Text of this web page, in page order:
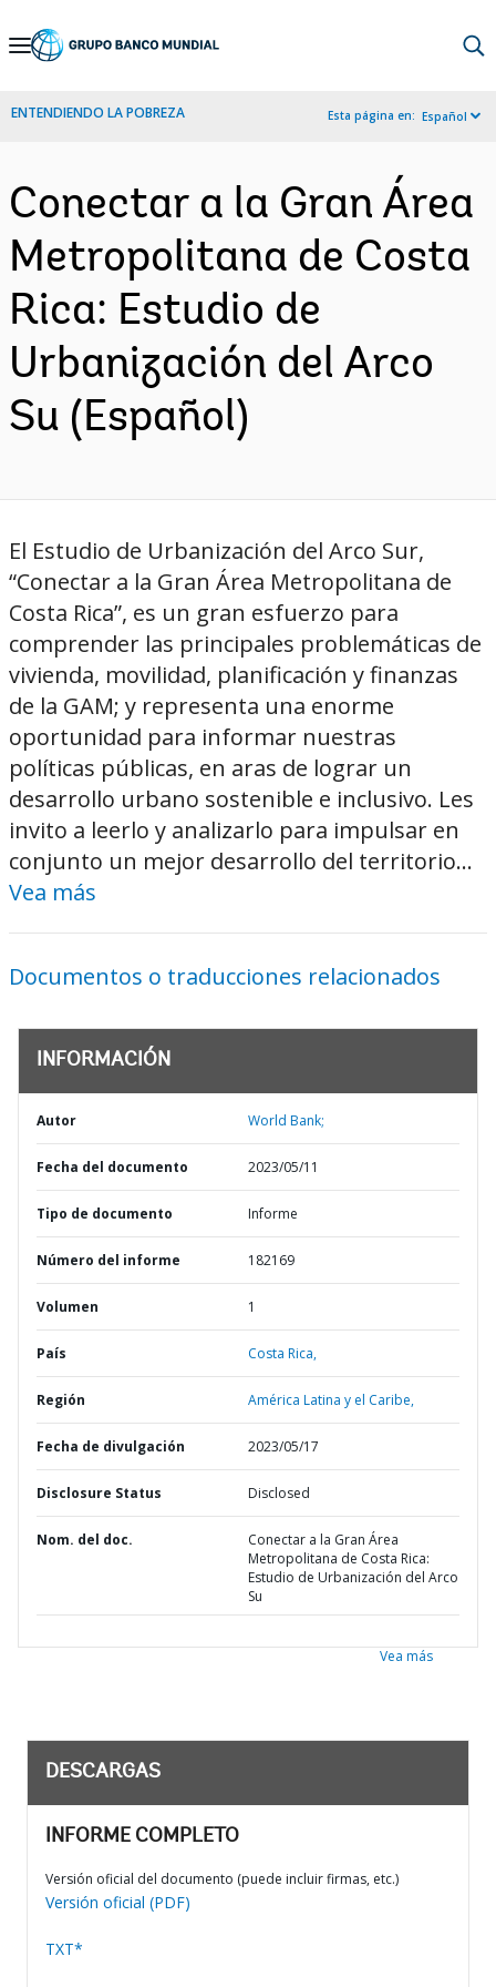
Skip
Navigation
ENTENDIENDO LA POBREZA Esta página en: Español
Conectar a la Gran Área
Metropolitana de Costa
Rica: Estudio de
Urbanización del Arco
Su (Español)
El Estudio de Urbanización del Arco Sur,
“Conectar a la Gran Área Metropolitana de
Costa Rica”, es un gran esfuerzo para
comprender las principales problemáticas de
vivienda, movilidad, planificación y finanzas
de la GAM; y representa una enorme
oportunidad para informar nuestras
políticas públicas, en aras de lograr un
desarrollo urbano sostenible e inclusivo. Les
invito a leerlo y analizarlo para impulsar en
conjunto un mejor desarrollo del territorio...
Vea más
Documentos o traducciones relacionados
INFORMACIÓN
Autor World Bank;
Fecha del documento 2023/05/11
Tipo de documento Informe
Número del informe 182169
Volumen 1
País Costa Rica,
Región América Latina y el Caribe,
Fecha de divulgación 2023/05/17
Disclosure Status Disclosed
Nom. del doc.
Conectar a la Gran Área
Metropolitana de Costa Rica:
Estudio de Urbanización del Arco
Su
Vea más
DESCARGAS
INFORME COMPLETO
Versión oficial del documento (puede incluir firmas, etc.)
Versión oficial (PDF)
TXT*